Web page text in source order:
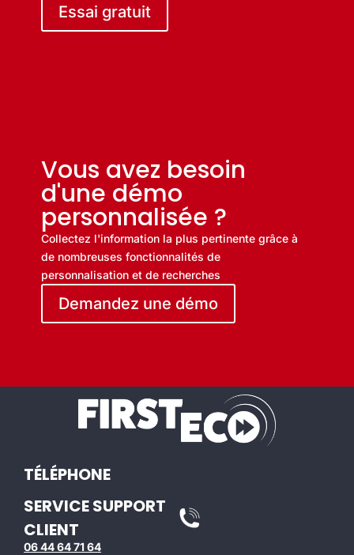
Essai gratuit
Vous avez besoin
d'une démo
personnalisée ?
Collectez l'information la plus pertinente grâce à
de nombreuses fonctionnalités de
personnalisation et de recherches
Demandez une démo
TÉLÉPHONE
SERVICE SUPPORT
CLIENT
06 44 64 71 64